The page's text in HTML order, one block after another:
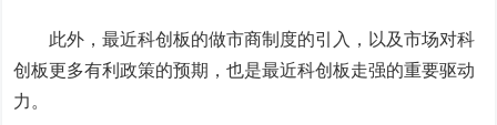
此外，最近科创板的做市商制度的引入，以及市场对科
创板更多有利政策的预期，也是最近科创板走强的重要驱动
力 。